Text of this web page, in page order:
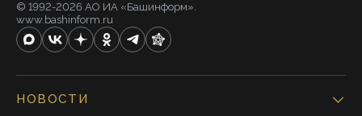
© 1992-2026 АО ИА «Башинформ».
www.bashinform.ru
НОВОСТИ